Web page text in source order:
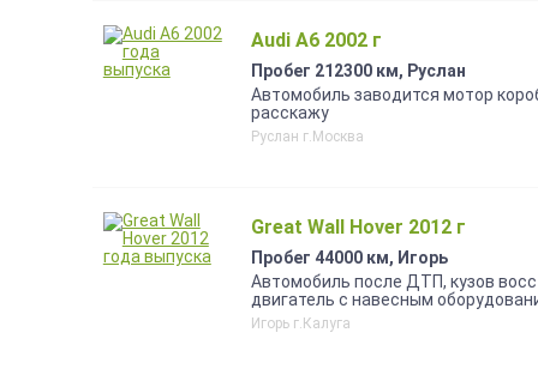
в очень хорошем состоянии). Авто
пробегом 2 тыс. км. Отдам за 25
времени. ||equitable_price
Audi A6 2002 г
Пробег 212300 км, Руслан
Автомобиль заводится мотор
расскажу
Руслан г.Москва
Great Wall Hover 2012 г
Пробег 44000 км, Игорь
Автомобиль после ДТП, кузов
двигатель с навесным
Игорь г.Калуга